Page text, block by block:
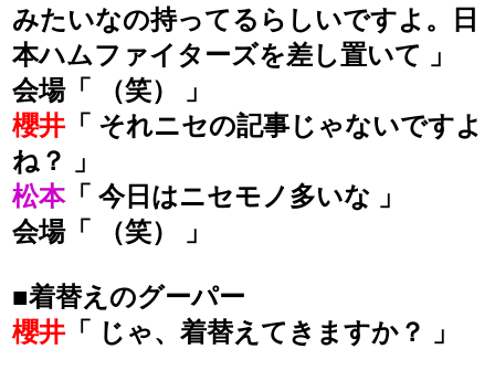
みたいなの持ってるらしいですよ。日
本ハムファイターズを差し置いて 」
会場「 （笑） 」
櫻井 「 それニセの記事じゃないですよ
ね？ 」
松本「 今日はニセモノ多いな 」
会場「 （笑） 」
■着替えのグーパー
櫻井 「 じゃ、着替えてきますか？ 」